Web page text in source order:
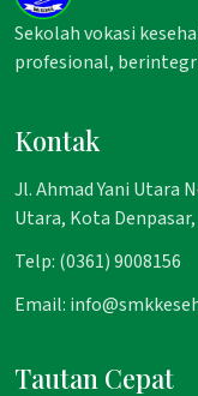
Sekolah vokasi
profesional,
Kontak
Jl. Ahmad Yani Utara
Utara, Kota
Telp: (0361) 9008156
Email:
Tautan Cepat